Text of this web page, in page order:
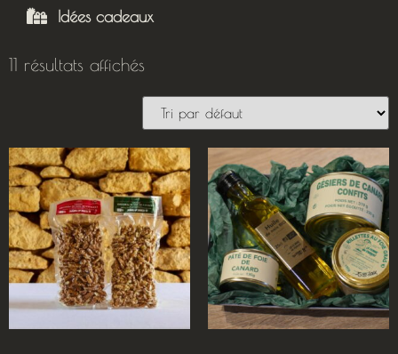
Idées cadeaux
11 résultats affichés